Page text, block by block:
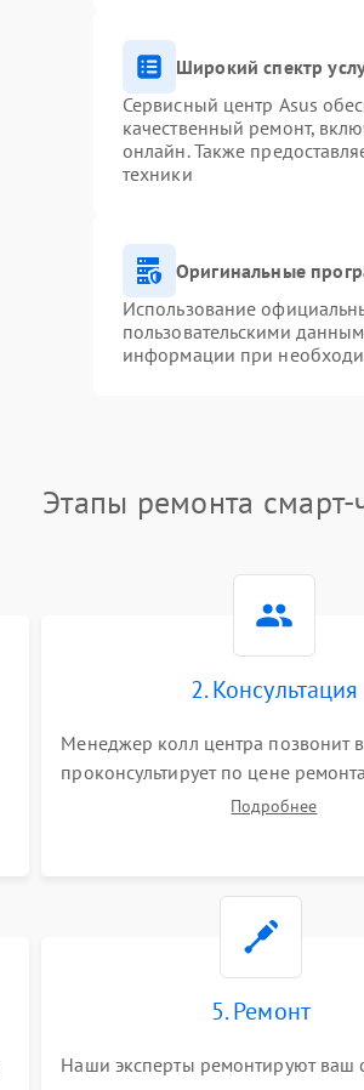
Широкий спектр
Сервисный центр Asus
качественный ремонт,
онлайн. Также
техники
Оригинальные
Использование
пользовательскими
информации при
Этапы ремонта смарт-
2. Консультация
Менеджер колл центра позвонит
проконсультирует по цене
смарт-часов а также ответит на
Подробнее
5. Ремонт
Наши эксперты ремонтируют ваш